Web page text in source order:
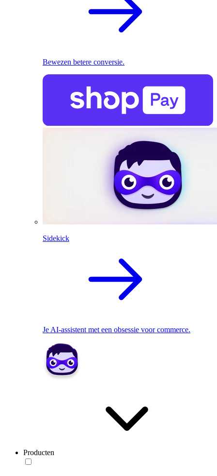
Bewezen betere conversie.
Sidekick
Je AI-assistent met een obsessie voor commerce.
Producten